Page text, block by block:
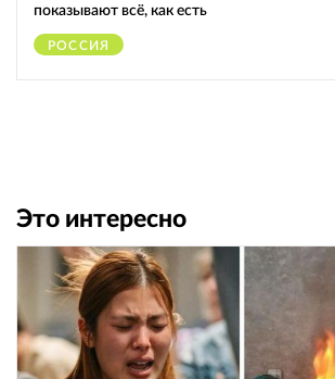
показывают всё, как есть
РОССИЯ
Это интересно